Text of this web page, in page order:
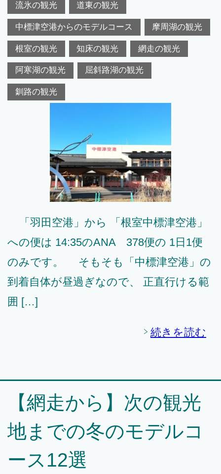
流氷の観光 道東の観光
中標津空港からのモデルコース 摩周湖の観光
根室の観光 知床の観光 網走の観光
阿寒湖の観光 屈斜路湖の観光
釧路の観光
「羽田空港」から 「根室中標津空港」
への便は 14:35のANA 378便の 1日1便
のみです。 そもそも「中標津空港」の
到着自体が昼過ぎなので、 正直行ける範
囲 […]
続きを読む
【網走から】次の観光
地までの冬のモデルコ
ース12選